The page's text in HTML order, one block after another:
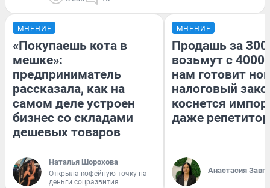
МНЕНИЕ
«Покупаешь кота в
мешке»:
предприниматель
рассказала, как на
самом деле устроен
бизнес со складами
дешевых товаров
Наталья Шорохова
Открыла кофейную точку на
деньги соцразвития
МНЕНИЕ
Продашь за
возьмут с
нам готовит
налоговый
коснется
даже
Анастасия